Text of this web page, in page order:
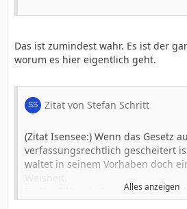
Das ist zumindest wahr. Es ist der
worum es hier eigentlich geht.
Zitat von Stefan Schritt
(Zitat Isensee:) Wenn das Gesetz
verfassungsrechtlich gescheitert
waltet in seinem Vorhaben doch
Im Konflikt zwischen Alles anzeigen